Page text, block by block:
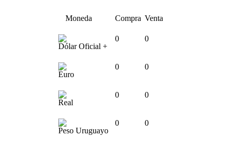
Moneda Compra Venta
Dólar Oficial +
0 0
Euro
0 0
Real
0 0
Peso Uruguayo
0 0